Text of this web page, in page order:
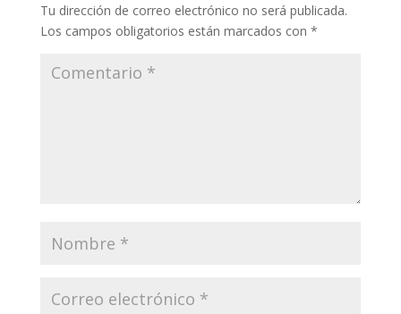
Tu dirección de correo electrónico no será publicada.
Los campos obligatorios están marcados con *